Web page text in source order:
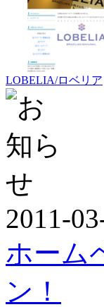
LOBELIA/ロベリア
2011-
ホーム
ン！